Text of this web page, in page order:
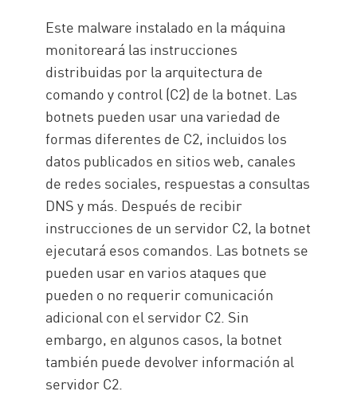
Este malware instalado en la máquina
monitoreará las instrucciones
distribuidas por la arquitectura de
comando y control (C2) de la botnet. Las
botnets pueden usar una variedad de
formas diferentes de C2, incluidos los
datos publicados en sitios web, canales
de redes sociales, respuestas a consultas
DNS y más. Después de recibir
instrucciones de un servidor C2, la botnet
ejecutará esos comandos. Las botnets se
pueden usar en varios ataques que
pueden o no requerir comunicación
adicional con el servidor C2. Sin
embargo, en algunos casos, la botnet
también puede devolver información al
servidor C2.